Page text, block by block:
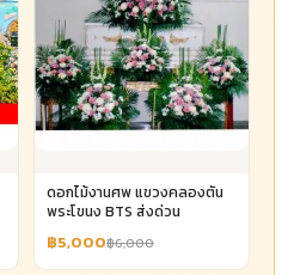
ดอกไม้งานศพ แขวงคลองตัน
พระโขนง BTS ส่งด่วน
฿5,000฿6,000